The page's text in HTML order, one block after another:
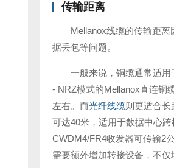
传输距离
Mellanox线缆的传输距
据丢包等问题。
一般来说，铜缆通常适
- NRZ模式的Mellanox直连铜
左右。而光纤线缆则更适合长
可达40米，适用于数据中心
CWDM4/FR4收发器可传输2
需要额外增加转接设备，不仅